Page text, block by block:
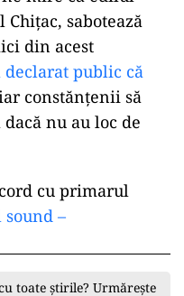
sabotează
din acest
declarat public că
constănțenii să
nu au loc de
cu primarul
–
toate știrile? Urmărește